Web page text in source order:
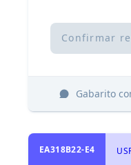
Confirmar
Gabarito
EA318B22-E4